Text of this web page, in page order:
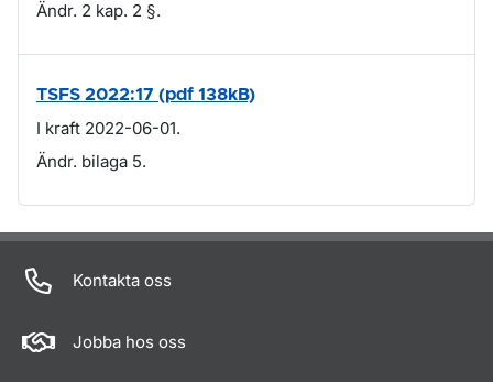
Ändr. 2 kap. 2 §.
TSFS 2022:17 (pdf 138kB)
I kraft 2022-06-01.
Ändr. bilaga 5.
Om sidan
Kontakta oss
Jobba hos oss